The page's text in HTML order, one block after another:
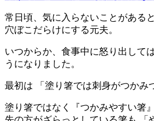
常日頃、気に入らないことがある
穴ぼこだらけにする元夫。
いつからか、食事中に怒り出して
うになりました。
最初は 「塗り箸では刺身がつかみ
塗り箸ではなく『つかみやすい箸